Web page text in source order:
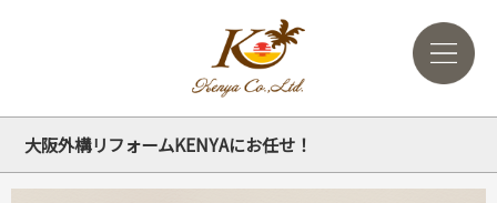
大阪外構リフォームKENYAにお任せ！